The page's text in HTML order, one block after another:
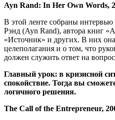
Ayn Rand: In Her Own Words,
В этой ленте собраны
Рэнд (Ayn Rand), автора книг
«Источник» и других. В них
целеполагания и о том, что
должен служить ответ на
Главный урок: в кризисной
спокойствие. Тогда вы
логичного решения.
The Call of the Entrepreneur,